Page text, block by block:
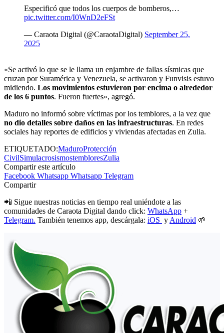
Especificó que todos los cuerpos de bomberos,…
pic.twitter.com/I0WnD2eFSt
— Caraota Digital (@CaraotaDigital) September 25,
2025
«Se activó lo que se le llama un enjambre de fallas sísmicas que
cruzan por Suramérica y Venezuela, se activaron y Funvisis estuvo
midiendo. Los movimientos estuvieron por encima o alrededor
de los 6 puntos. Fueron fuertes», agregó.
Maduro no informó sobre víctimas por los temblores, a la vez que
no dio detalles sobre daños en las infraestructuras. En redes
sociales hay reportes de edificios y viviendas afectadas en Zulia.
ETIQUETADO:MaduroProtección
CivilSimulacrosismostembloresZulia
Compartir este artículo
Facebook Whatsapp Whatsapp Telegram
Compartir
📲 Sigue nuestras noticias en tiempo real uniéndote a las
comunidades de Caraota Digital dando click: WhatsApp +
Telegram. También tenemos app, descárgala: iOS y Android 🌱